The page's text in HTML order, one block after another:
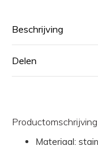
Beschrijving
Delen
Productomschrijving
Materiaal: